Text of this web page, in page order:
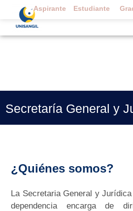
Aspirante Estudiante
Secretaría General y
¿Quiénes somos?
La Secretaria General y
dependencia encarga de